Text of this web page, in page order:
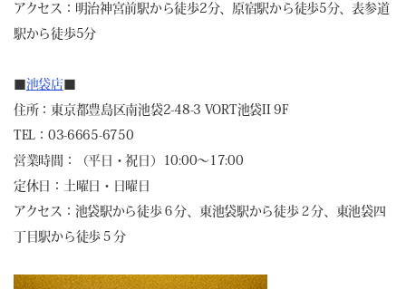
アクセス：明治神宮前駅から徒歩2分、原宿駅から徒歩5分、表参道
駅から徒歩5分
池袋店
住所：東京都豊島区南池袋2-48-3 VORT池袋II 9F
TEL：03-6665-6750
営業時間：（平日・祝日）10:00～17:00
定休日：土曜日・日曜日
アクセス：池袋駅から徒歩６分、東池袋駅から徒歩２分、東池袋四
丁目駅から徒歩５分